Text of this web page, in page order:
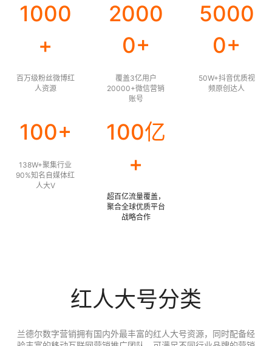
1000
+
百万级粉丝微博红
人资源
2000
0+
覆盖3亿用户
20000+微信营销
账号
5000
0+
50W+抖音优质视
频原创达人
100+
138W+聚集行业
90%知名自媒体红
人大V
100亿
+
超百亿流量覆盖，
聚合全球优质平台
战略合作
红人大号分类
兰德尔数字营销拥有国内外最丰富的红人大号资源，同时配备经